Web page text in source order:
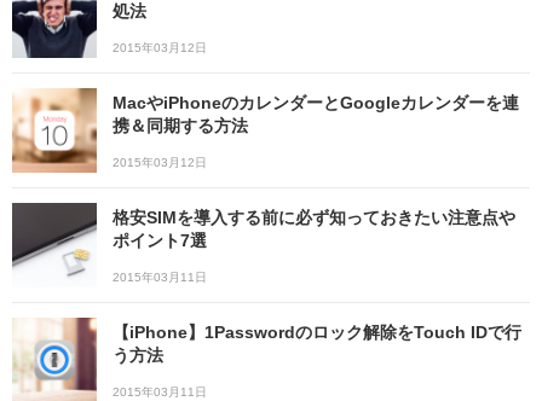
処法
2015年03月12日
MacやiPhoneのカレンダーとGoogleカレンダーを連
携＆同期する方法
2015年03月12日
格安SIMを導入する前に必ず知っておきたい注意点や
ポイント7選
2015年03月11日
【iPhone】1Passwordのロック解除をTouch IDで行
う方法
2015年03月11日